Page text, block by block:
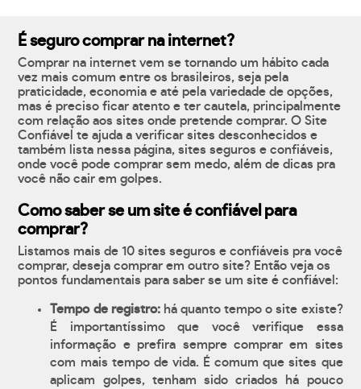
É seguro comprar na internet?
Comprar na internet vem se tornando um hábito cada
vez mais comum entre os brasileiros, seja pela
praticidade, economia e até pela variedade de opções,
mas é preciso ficar atento e ter cautela, principalmente
com relação aos sites onde pretende comprar. O Site
Confiável te ajuda a verificar sites desconhecidos e
também lista nessa página, sites seguros e confiáveis,
onde você pode comprar sem medo, além de dicas pra
você não cair em golpes.
Como saber se um site é confiável para
comprar?
Listamos mais de 10 sites seguros e confiáveis pra você
comprar, deseja comprar em outro site? Então veja os
pontos fundamentais para saber se um site é confiável:
Tempo de registro:há quanto tempo o site existe?
É importantíssimo que você verifique essa
informação e prefira sempre comprar em sites
com mais tempo de vida. É comum que sites que
aplicam golpes, tenham sido criados há pouco